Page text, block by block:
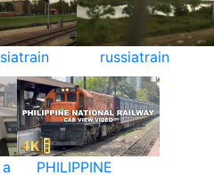
russiatrain
PHILIPPINE